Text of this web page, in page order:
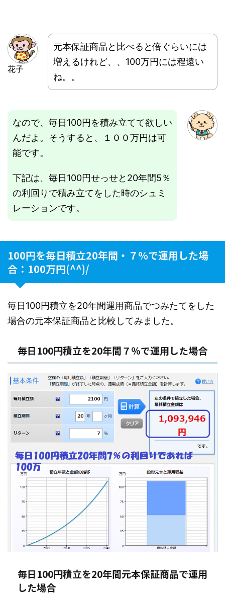
花子
元本保証商品と比べると倍ぐらいには
増えるけれど、、100万円には程遠い
ね。。
なので、毎日100円を積み立てて欲しい
んだよ。そうすると、１００万円は可
能です。
下記は、毎日100円せっせと20年間5％
の利回りで積み立てをした時のシュミ
レーションです。
100円を毎日積立20年間・７％で運用した場
合：100万円(^^)/
毎日100円積立を20年間運用商品でつみたてをした
場合の元本保証商品と比較してみました。
毎日100円積立を20年間７％で運用した場合
毎日100円積立を20年間元本保証商品で運用
した場合